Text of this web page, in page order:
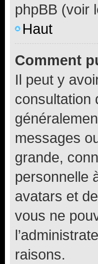
phpBB (voir
Haut
Comment
Il peut y
consultation
messages
grande,
personnelle
avatars et
vous ne
raisons.